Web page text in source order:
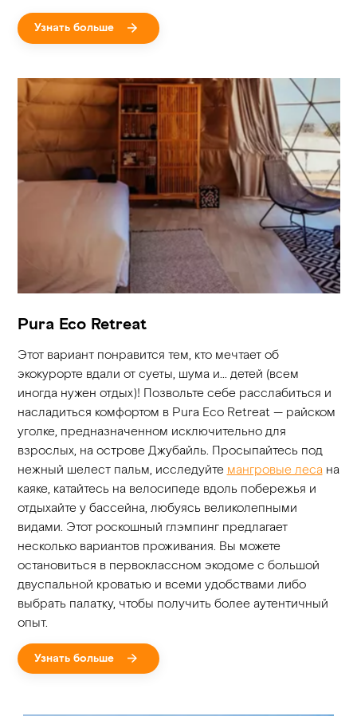
Узнать больше
Pura Eco Retreat
Этот вариант понравится тем, кто мечтает об
экокурорте вдали от суеты, шума и… детей (всем
иногда нужен отдых)! Позвольте себе расслабиться и
насладиться комфортом в Pura Eco Retreat — райском
уголке, предназначенном исключительно для
взрослых, на острове Джубайль. Просыпайтесь под
нежный шелест пальм, исследуйте мангровые леса на
каяке, катайтесь на велосипеде вдоль побережья и
отдыхайте у бассейна, любуясь великолепными
видами. Этот роскошный глэмпинг предлагает
несколько вариантов проживания. Вы можете
остановиться в первоклассном экодоме с большой
двуспальной кроватью и всеми удобствами либо
выбрать палатку, чтобы получить более аутентичный
опыт.
Узнать больше